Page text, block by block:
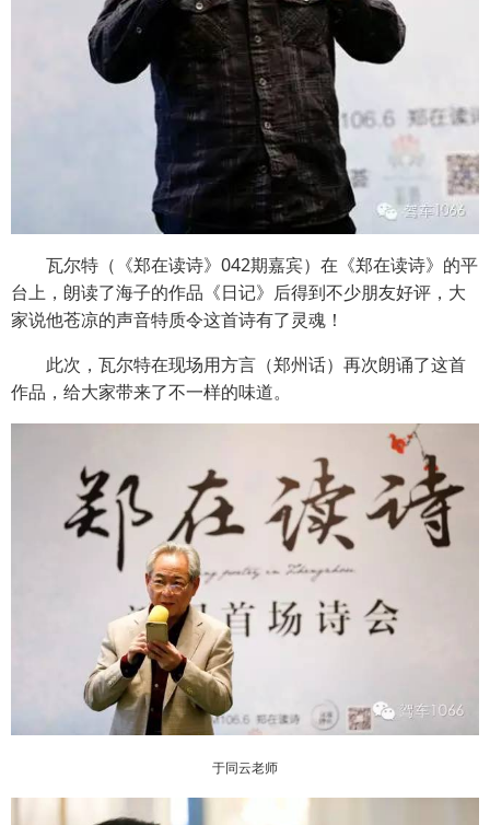
瓦尔特（《郑在读诗》042期嘉宾）在《郑在读诗》的平
台上，朗读了海子的作品《日记》后得到不少朋友好评，大
家说他苍凉的声音特质令这首诗有了灵魂！
此次，瓦尔特在现场用方言（郑州话）再次朗诵了这首
作品，给大家带来了不一样的味道。
于同云老师